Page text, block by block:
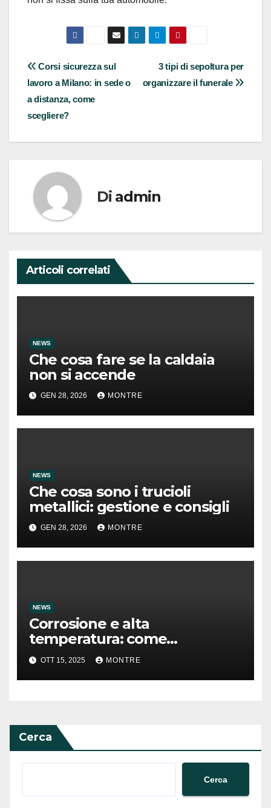
Navigazione
articoli
3 tipi di sepoltura per
organizzare il funerale
Corsi sicurezza sul
lavoro a Milano: in sede o
a distanza, come
scegliere?
Di admin
Articoli correlati
NEWS
Che cosa fare se la caldaia
non si accende
GEN 28, 2026 MONTRE
NEWS
Che cosa sono i trucioli
metallici: gestione e consigli
GEN 28, 2026 MONTRE
NEWS
Corrosione e alta
temperatura: come
preservare un elemento
termometrico
OTT 15, 2025 MONTRE
Cerca
Cerca